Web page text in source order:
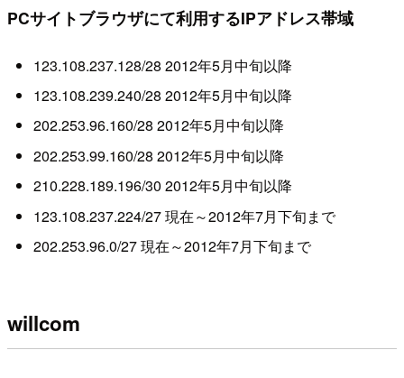
PCサイトブラウザにて利用するIPアドレス帯域
123.108.237.128/28 2012年5月中旬以降
123.108.239.240/28 2012年5月中旬以降
202.253.96.160/28 2012年5月中旬以降
202.253.99.160/28 2012年5月中旬以降
210.228.189.196/30 2012年5月中旬以降
123.108.237.224/27 現在～2012年7月下旬まで
202.253.96.0/27 現在～2012年7月下旬まで
willcom